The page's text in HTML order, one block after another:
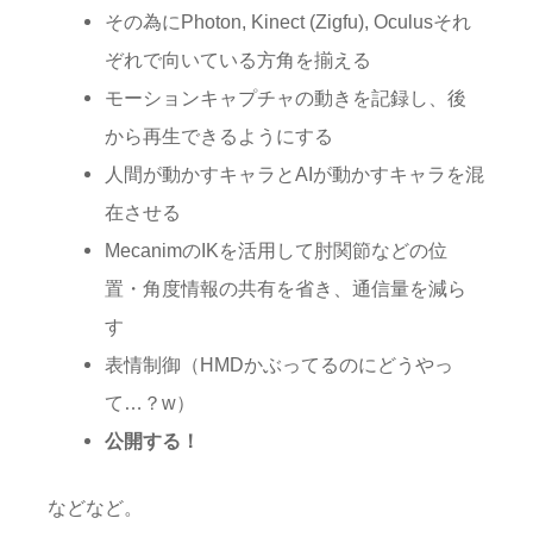
その為にPhoton, Kinect (Zigfu), Oculusそれ
ぞれで向いている方角を揃える
モーションキャプチャの動きを記録し、後
から再生できるようにする
人間が動かすキャラとAIが動かすキャラを混
在させる
MecanimのIKを活用して肘関節などの位
置・角度情報の共有を省き、通信量を減ら
す
表情制御（HMDかぶってるのにどうやっ
て…？w）
公開する！
などなど。